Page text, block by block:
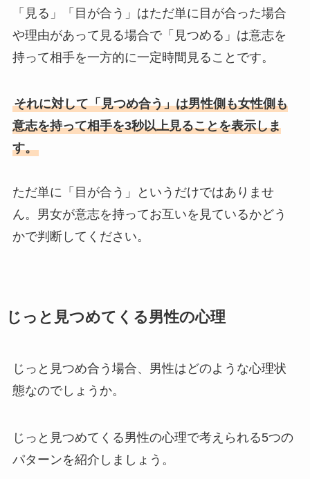
「見る」「目が合う」はただ単に目が合った場合
や理由があって見る場合で「見つめる」は意志を
持って相手を一方的に一定時間見ることです。
それに対して「見つめ合う」は男性側も女性側も
意志を持って相手を3秒以上見ることを表示しま
す。
ただ単に「目が合う」というだけではありませ
ん。男女が意志を持ってお互いを見ているかどう
かで判断してください。
じっと見つめてくる男性の心理
じっと見つめ合う場合、男性はどのような心理状
態なのでしょうか。
じっと見つめてくる男性の心理で考えられる5つの
パターンを紹介しましょう。